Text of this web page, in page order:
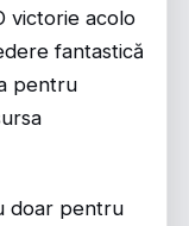
victorie acolo
fantastică
pentru
doar pentru